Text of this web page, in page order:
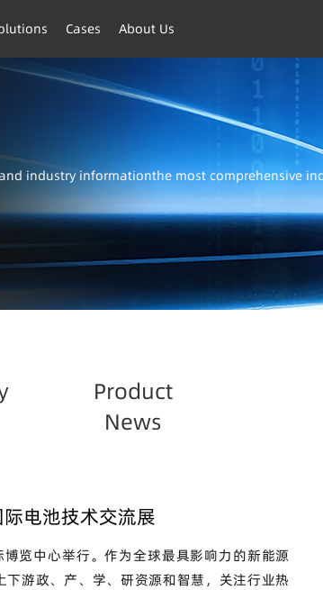
Cases About Us
industry informationthe most comprehensive
Product
News
电池技术交流展
览中心举行。作为全球最具影响力的新能源
游政、产、学、研资源和智慧，关注行业热